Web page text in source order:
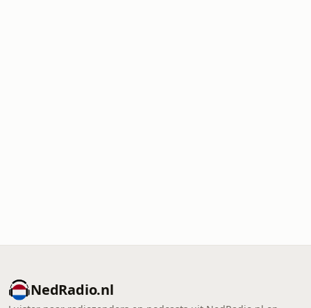
NedRadio.nl